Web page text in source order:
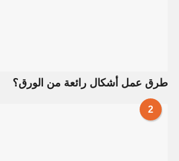
طرق عمل أشكال رائعة من الورق؟
2